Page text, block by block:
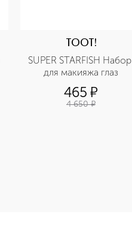
TOOT!
SUPER STARFISH Набор
для макияжа глаз
465 ¤
4 650 ¤